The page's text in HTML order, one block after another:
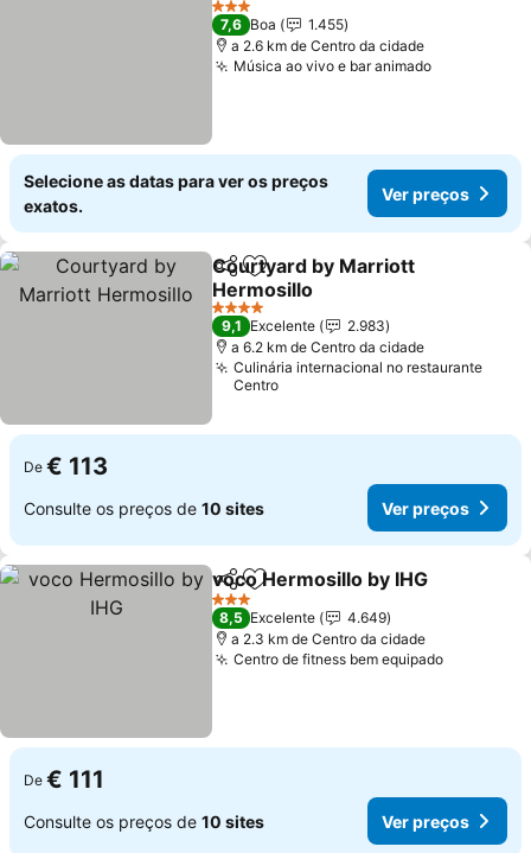
3 Estrelas
7,6 Boa
1.455
a 2.6 km de Centro da cidade
Música ao vivo e bar animadoVer preços
Selecione as datas para ver os preços
exatos.
Ver preços
PartilharAdicionar aos favoritos
Courtyard by Marriott
Hermosillo
Ver preços
4 Estrelas
9,1 Excelente
2.983
a 6.2 km de Centro da cidade
Culinária internacional no restaurante
Centro
De € 113
Consulte os preços de 10 sites Ver preços
PartilharAdicionar aos favoritos
voco Hermosillo by IHG
3 Estrelas
8,5 Excelente
4.649
a 2.3 km de Centro da cidade
Centro de fitness bem equipadoVer
De € 111
Consulte os preços de 10 sites Ver preços